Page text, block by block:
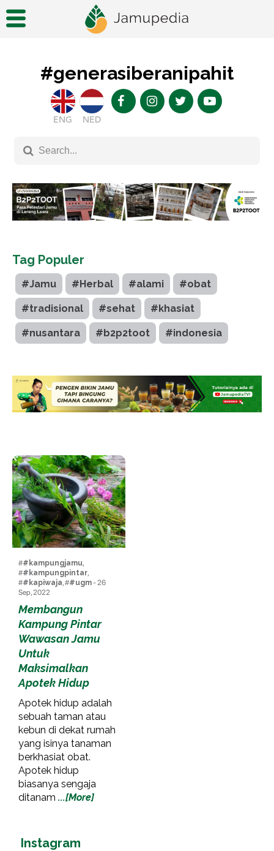
#generasiberanipahit
ENG NED
Tag Populer
#Jamu #Herbal #alami #obat
#tradisional #sehat #khasiat
#nusantara #b2p2toot #indonesia
##kampungjamu,
##kampungpintar,
##kapiwaja, ##ugm- 26
Sep, 2022
Membangun
Kampung Pintar
Wawasan Jamu
Untuk
Maksimalkan
Apotek Hidup
Apotek hidup adalah
sebuah taman atau
kebun di dekat rumah
yang isinya tanaman
berkhasiat obat.
Apotek hidup
biasanya sengaja
ditanam ...[More]
Instagram